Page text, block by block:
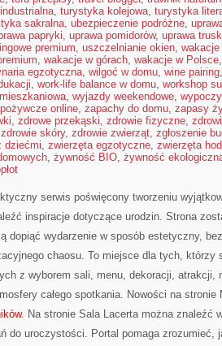
, turystyka kolejowa, turystyka
sakralna, ubezpieczenie podróżne,
papryki, uprawa pomidorów, uprawa
premium, uszczelnianie okien,
, wakacje w górach, wakacje w Polsce
egzotyczna, wilgoć w domu, wine pairing
, work-life balance w domu, workshop
, wyjazdy weekendowe,
online, zapachy do domu, zapasy
, zdrowe przekąski, zdrowie fizyczne,
zdrowie skóry, zdrowie zwierząt, zgłoszenie
dziećmi, zwierzęta egzotyczne, zwierzęta
, żywność BIO, żywność
serwis poświęcony tworzeniu
inspiracje dotyczące urodzin. Strona
dopiąć wydarzenie w sposób estetyczny,
chaosu. To miejsce dla tych, którzy
z wyborem sali, menu, dekoracji, atrakcji,
całego spotkania. Nowości na
. Na stronie Sala Lacerta można znaleźć
do uroczystości. Portal pomaga zrozumieć,